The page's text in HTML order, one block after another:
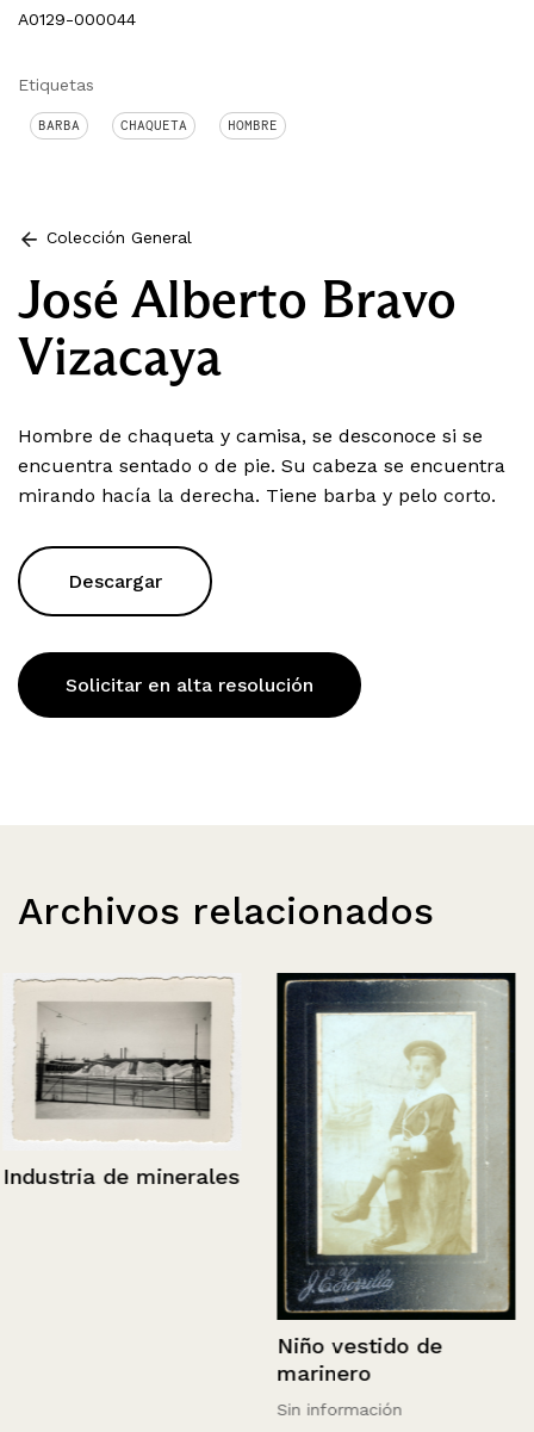
A0129-000044
Etiquetas
BARBA CHAQUETA HOMBRE
Colección General
José Alberto Bravo
Vizacaya
Hombre de chaqueta y camisa, se desconoce si se
encuentra sentado o de pie. Su cabeza se encuentra
mirando hacía la derecha. Tiene barba y pelo corto.
Descargar
Solicitar en alta resolución
Archivos relacionados
Industria de minerales
Niño vestido de
marinero
Sin información